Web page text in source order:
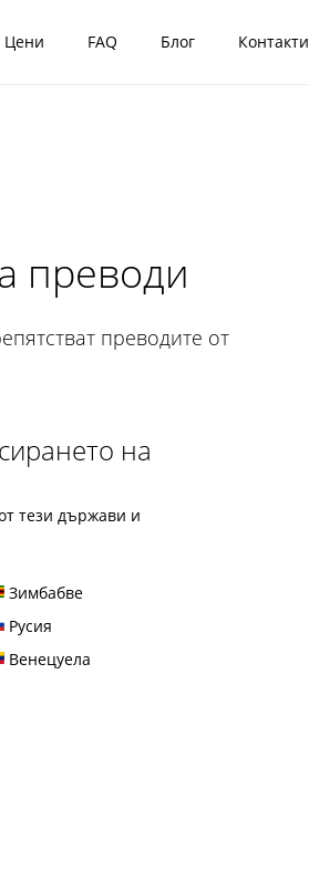
Цени FAQ Блог Контакти
преводи
преводите от
на
тези държави и
Зимбабве
Русия
Венецуела